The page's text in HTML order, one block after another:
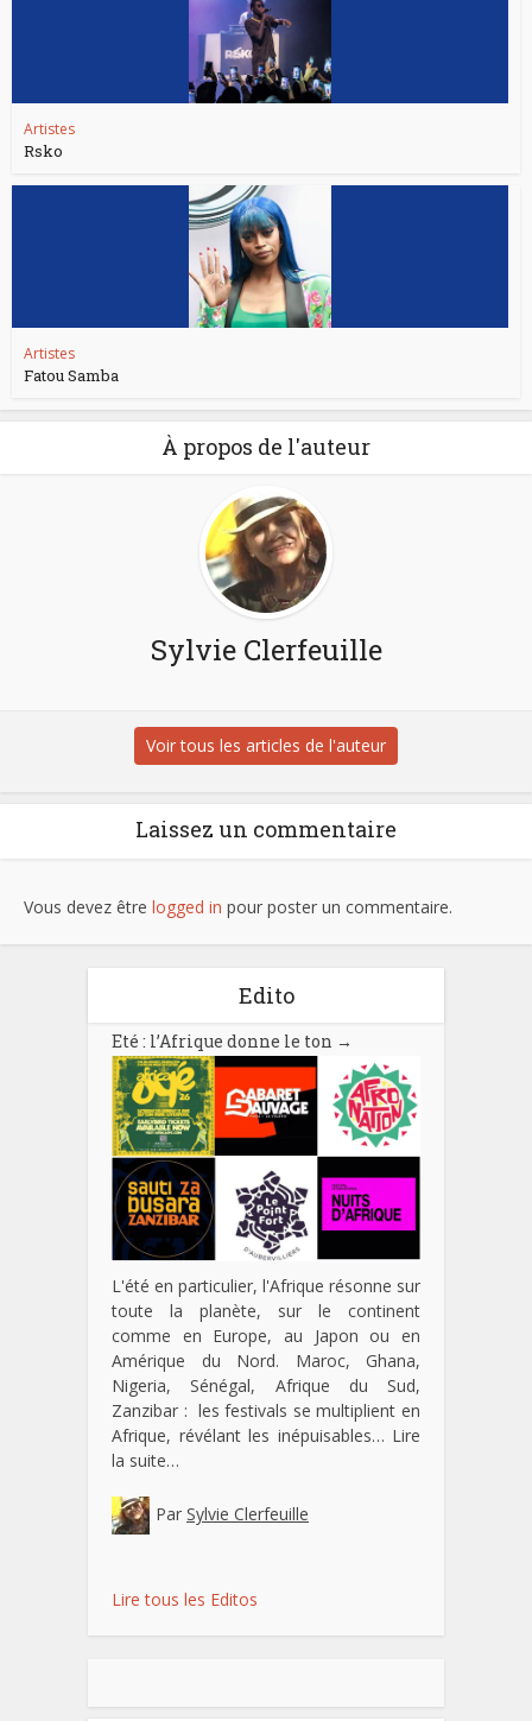
Artistes
Rsko
Artistes
Fatou Samba
À propos de l'auteur
Sylvie Clerfeuille
Voir tous les articles de l'auteur
Laissez un commentaire
Vous devez être logged in pour poster un commentaire.
Edito
Eté : l’Afrique donne le ton →
L'été en particulier, l'Afrique résonne sur
toute la planète, sur le continent
comme en Europe, au Japon ou en
Amérique du Nord. Maroc, Ghana,
Nigeria, Sénégal, Afrique du Sud,
Zanzibar : les festivals se multiplient en
Afrique, révélant les inépuisables… Lire
la suite…
Par Sylvie Clerfeuille
Lire tous les Editos